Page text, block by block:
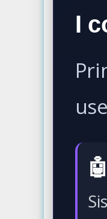
I